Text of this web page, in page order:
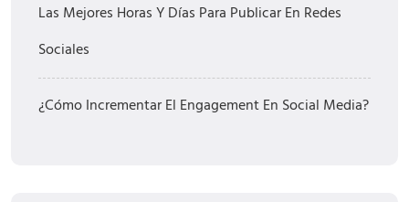
Las Mejores Horas Y Días Para Publicar En Redes
Sociales
¿Cómo Incrementar El Engagement En Social Media?